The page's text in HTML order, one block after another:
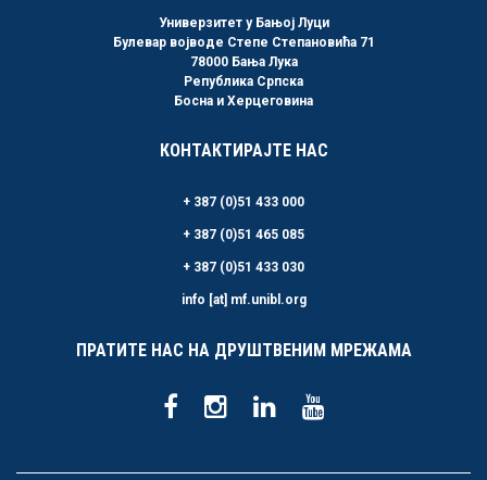
Универзитет у Бањој Луци
Булевар војводе Степе Степановића 71
78000 Бања Лука
Република Српска
Босна и Херцеговина
КОНТАКТИРАЈТЕ НАС
+ 387 (0)51 433 000
+ 387 (0)51 465 085
+ 387 (0)51 433 030
info [at] mf.unibl.org
ПРАТИТЕ НАС НА ДРУШТВЕНИМ МРЕЖАМА